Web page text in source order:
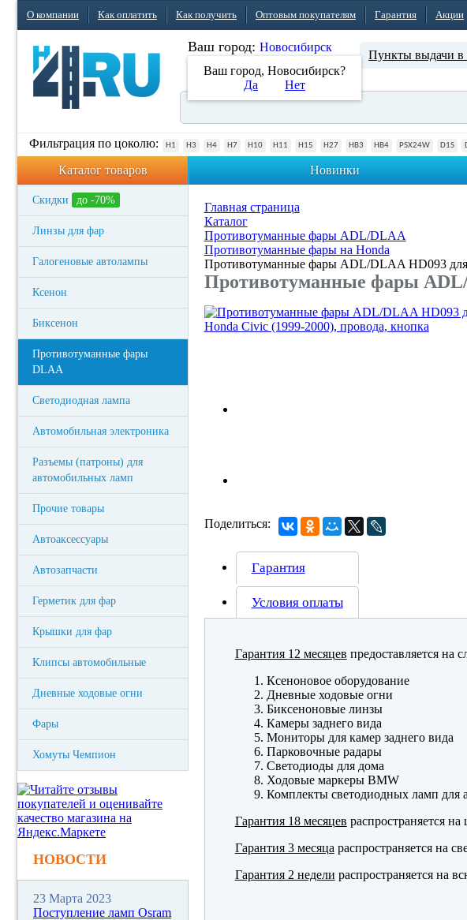
О компании Как оплатить Как получить Оптовым покупателям Гарантия Акции
Ваш город: Новосибирск
Ваш город, Новосибирск?
Да
Нет
Пункты выдачи в
Фильтрация по цоколю: H1 H3 H4 H7 H10 H11 H15 H27 HB3 HB4 PSX24W D1S
Каталог товаров
Новинки
Скидки до -70%
Линзы для фар
Галогеновые автолампы
Ксенон
Биксенон
Противотуманные фары
DLAA
Светодиодная лампа
Автомобильная электроника
Разъемы (патроны) для
автомобильных ламп
Прочие товары
Автоаксессуары
Автозапчасти
Герметик для фар
Крышки для фар
Клипсы автомобильные
Дневные ходовые огни
Фары
Хомуты Чемпион
Главная страница
Каталог
Противотуманные фары ADL/DLAA
Противотуманные фары на Honda
Противотуманные фары ADL/DLAA HD093 для
Противотуманные фары ADL/
Поделиться:
Гарантия
Условия оплаты
Гарантия 12 месяцев предоставляется на
Ксеноновое оборудование
Дневные ходовые огни
Биксеноновые линзы
Камеры заднего вида
Мониторы для камер заднего вида
Парковочные радары
Светодиоды для дома
Ходовые маркеры BMW
Комплекты светодиодных ламп для
Гарантия 18 месяцев распространяется
Гарантия 3 месяца распространяется на
Гарантия 2 недели распространяется на
НОВОСТИ
23 Марта 2023
Поступление ламп Osram